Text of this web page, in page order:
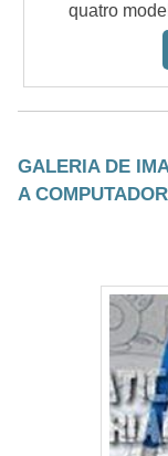
quatro
GALERIA DE
A